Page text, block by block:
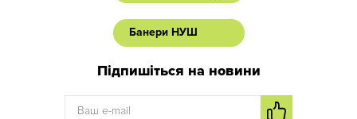
Банери НУШ
Підпишіться на новини